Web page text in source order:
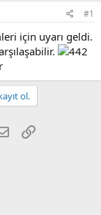
#1
için uyarı geldi.
ol.
E-posta